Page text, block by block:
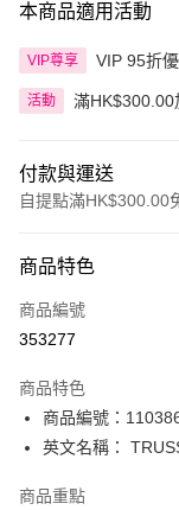
本商品適用活動
VIP尊享 VIP 95折
活動 滿HK$300.00
付款與運送
自提點滿HK$300.00
信用卡
Apple Pay
PayMe
WeChat Pay
BoC Pay
商品特色
商品編號
353277
商品特色
商品編號：
英文名稱：
商品重點